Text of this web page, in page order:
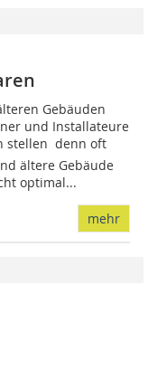
Gebäuden
und Installateure
 denn oft
ältere Gebäude
optimal...
mehr